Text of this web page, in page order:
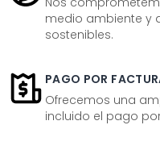
medio ambiente y
sostenibles.
PAGO POR
Ofrecemos una
incluido el pago